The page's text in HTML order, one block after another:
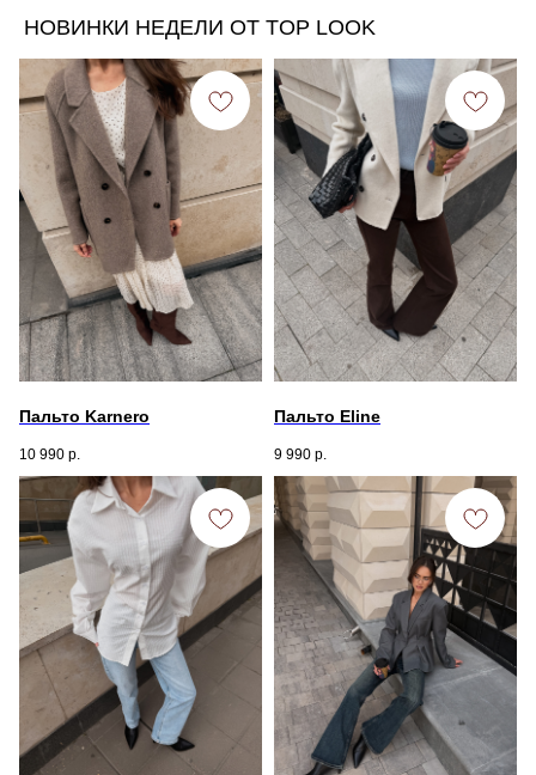
НОВИНКИ НЕДЕЛИ ОТ TOP LOOK
Пальто Karnero
10 990 р.
Пальто Eline
9 990 р.